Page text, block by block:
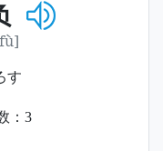
す
： 3